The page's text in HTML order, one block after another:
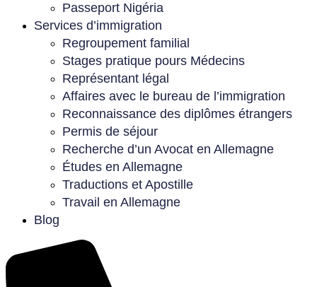
Passeport Nigéria
Services d’immigration
Regroupement familial
Stages pratique pours Médecins
Représentant légal
Affaires avec le bureau de l’immigration
Reconnaissance des diplômes étrangers
Permis de séjour
Recherche d’un Avocat en Allemagne
Études en Allemagne
Traductions et Apostille
Travail en Allemagne
Blog